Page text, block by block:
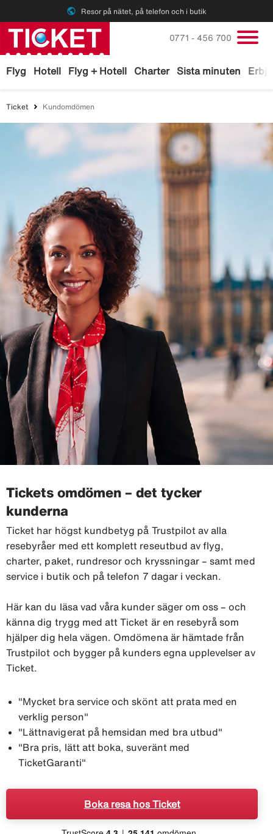
public Resor på nätet, på telefon och i butik
Flyg Hotell Flyg + Hotell Charter Sista minuten
Ring oss på
0771 - 456 700
Ticket Kundomdömen
Tickets omdömen – det tycker
kunderna
Ticket har högst kundbetyg på Trustpilot av alla
resebyråer med ett komplett reseutbud av flyg,
charter, paket, rundresor och kryssningar – samt med
service i butik och på telefon 7 dagar i veckan.
Här kan du läsa vad våra kunder säger om oss – och
känna dig trygg med att Ticket är en resebyrå som
hjälper dig hela vägen. Omdömena är hämtade från
Trustpilot och bygger på kunders egna upplevelser av
Ticket.
"Mycket bra service och skönt att prata med en
verklig person"
"Lättnavigerat på hemsidan med bra utbud"
"Bra pris, lätt att boka, suveränt med
TicketGaranti"
Boka resa hos Ticket